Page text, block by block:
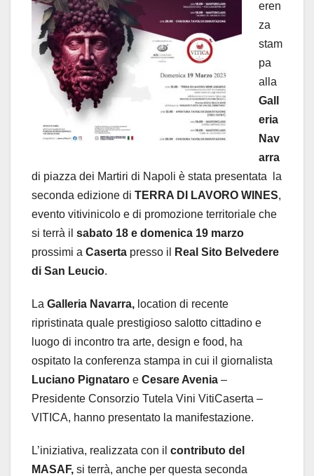
eren
za
stam
pa
alla
Gall
eria
Nav
arra
di piazza dei Martiri di Napoli è stata presentata la
seconda edizione di TERRA DI LAVORO WINES,
evento vitivinicolo e di promozione territoriale che
si terrà il sabato 18 e domenica 19 marzo
prossimi a Caserta presso il
Real Sito Belvedere
di San Leucio.
La Galleria Navarra, location di recente
ripristinata quale prestigioso salotto cittadino e
luogo di incontro tra arte, design e food, ha
ospitato la conferenza stampa in cui il giornalista
Luciano Pignataro e Cesare Avenia –
Presidente Consorzio Tutela Vini VitiCaserta –
VITICA, hanno presentato la manifestazione.
L’iniziativa, realizzata con il contributo del
MASAF, si terrà, anche per questa seconda